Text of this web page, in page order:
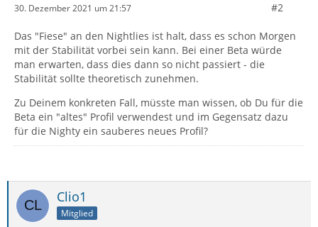
30. Dezember 2021 um 21:57 #2
Das "Fiese" an den Nightlies ist halt, dass es schon Morgen
mit der Stabilität vorbei sein kann. Bei einer Beta würde
man erwarten, dass dies dann so nicht passiert - die
Stabilität sollte theoretisch zunehmen.
Zu Deinem konkreten Fall, müsste man wissen, ob Du für die
Beta ein "altes" Profil verwendest und im Gegensatz dazu
für die Nighty ein sauberes neues Profil?
Clio1
Mitglied